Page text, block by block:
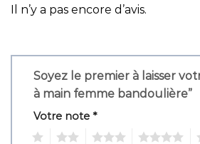
Il n’y a pas encore d’avis.
Soyez le premier à laisser
à main femme bandoulière”
Votre note *